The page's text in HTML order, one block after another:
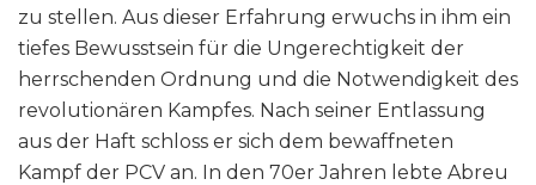
zu stellen. Aus dieser Erfahrung erwuchs in ihm ein
tiefes Bewusstsein für die Ungerechtigkeit der
herrschenden Ordnung und die Notwendigkeit des
revolutionären Kampfes. Nach seiner Entlassung
aus der Haft schloss er sich dem bewaffneten
Kampf der PCV an. In den 70er Jahren lebte Abreu